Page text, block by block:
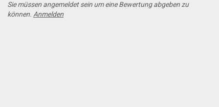
Sie müssen angemeldet sein um eine Bewertung abgeben zu
können. Anmelden